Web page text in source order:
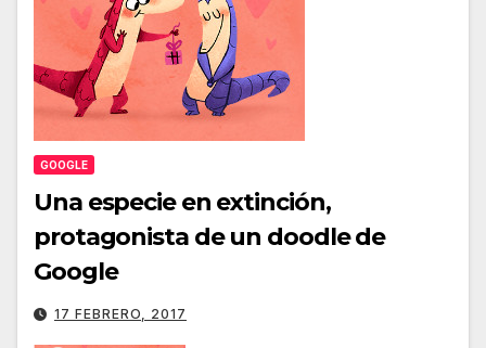
GOOGLE
Una especie en extinción,
protagonista de un doodle de
Google
17 FEBRERO, 2017